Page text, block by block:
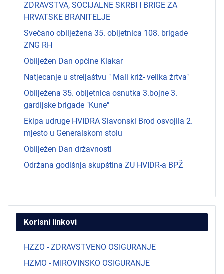
ZDRAVSTVA, SOCIJALNE SKRBI I BRIGE ZA
HRVATSKE BRANITELJE
Svečano obilježena 35. obljetnica 108. brigade
ZNG RH
Obilježen Dan općine Klakar
Natjecanje u streljaštvu " Mali križ- velika žrtva"
Obilježena 35. obljetnica osnutka 3.bojne 3.
gardijske brigade "Kune"
Ekipa udruge HVIDRA Slavonski Brod osvojila 2.
mjesto u Generalskom stolu
Obilježen Dan državnosti
Održana godišnja skupština ZU HVIDR-a BPŽ
Korisni linkovi
HZZO - ZDRAVSTVENO OSIGURANJE
HZMO - MIROVINSKO OSIGURANJE